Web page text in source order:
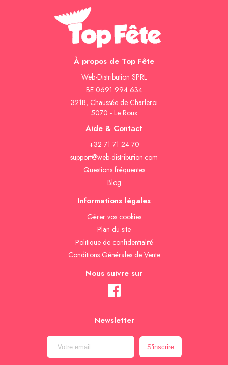
À propos de Top Fête
Web-Distribution SPRL
BE 0691 994 634
321B, Chaussée de Charleroi
5070 - Le Roux
Aide & Contact
+32 71 71 24 70
support@web-distribution.com
Questions fréquentes
Blog
Informations légales
Gèrer vos cookies
Plan du site
Politique de confidentialité
Conditions Générales de Vente
Nous suivre sur
Newsletter